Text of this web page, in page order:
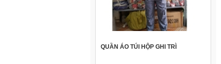
QUẦN ÁO TÚI HỘP GHI TRÌ